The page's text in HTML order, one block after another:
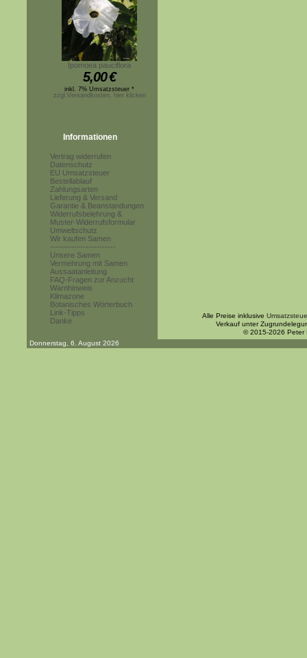
Ipomoea pauciflora
5,00€
inkl. 7% Umsatzsteuer *
zzgl.Versandkosten, hier klicken
Informationen
Vertrag widerrufen
Datenschutz
EU Umsatzsteuer
Bestellablauf
Zahlungsarten
Lieferung & Versand
Garantie & Beanstandungen
Widerrufsbelehrung &
Muster-Widerrufsformular
Umweltschutz
Wir kaufen Samen
------------------------
Unsere Samen
Vermehrung mit Samen
Aussaatanleitung
FAQ-Fragen zur Anzucht
Warnhinweis
Klimazone
Botanisches Wörterbuch
Link-Tipps
Danke
Alle Preise inklusive
Verkauf unter
© 2015-2026 Peter
Donnerstag, 6. August 2026